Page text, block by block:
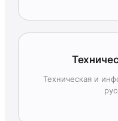
Техническая и